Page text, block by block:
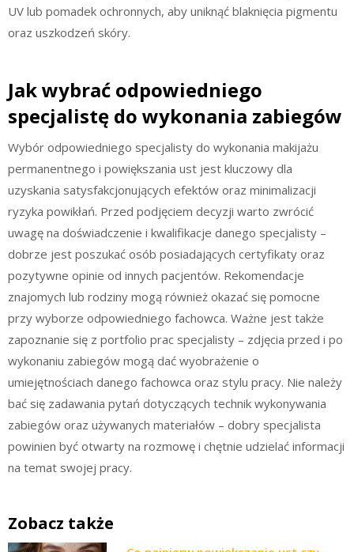
UV lub pomadek ochronnych, aby uniknąć blaknięcia pigmentu
oraz uszkodzeń skóry.
Jak wybrać odpowiedniego
specjalistę do wykonania zabiegów
Wybór odpowiedniego specjalisty do wykonania makijażu
permanentnego i powiększania ust jest kluczowy dla
uzyskania satysfakcjonujących efektów oraz minimalizacji
ryzyka powikłań. Przed podjęciem decyzji warto zwrócić
uwagę na doświadczenie i kwalifikacje danego specjalisty –
dobrze jest poszukać osób posiadających certyfikaty oraz
pozytywne opinie od innych pacjentów. Rekomendacje
znajomych lub rodziny mogą również okazać się pomocne
przy wyborze odpowiedniego fachowca. Ważne jest także
zapoznanie się z portfolio prac specjalisty – zdjęcia przed i po
wykonaniu zabiegów mogą dać wyobrażenie o
umiejętnościach danego fachowca oraz stylu pracy. Nie należy
bać się zadawania pytań dotyczących technik wykonywania
zabiegów oraz używanych materiałów – dobry specjalista
powinien być otwarty na rozmowę i chętnie udzielać informacji
na temat swojej pracy.
Zobacz także